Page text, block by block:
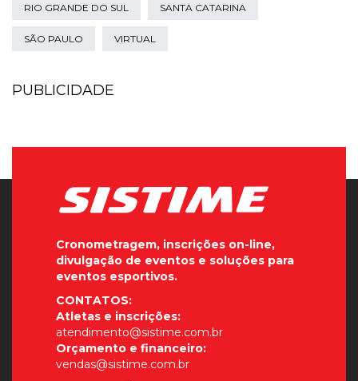
RIO GRANDE DO SUL SANTA CATARINA
SÃO PAULO VIRTUAL
PUBLICIDADE
Cronometragem, inscrições on-line,
divulgação de eventos e soluções para
eventos esportivos.
CONTATOS:
Atletas e inscrições:
atendimento@sistime.com.br
Orçamento e financeiro:
vendas@sistime.com.br